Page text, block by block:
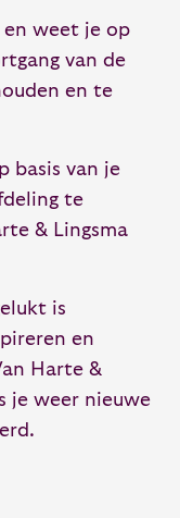
weet je op
van de
en te
basis van je
te
& Lingsma
is
en
Harte &
je weer nieuwe